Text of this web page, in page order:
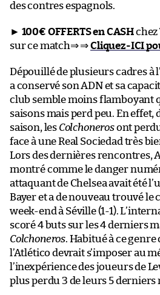
des contres espagnols.
► 100€ OFFERTS en CASHchez
sur ce match⇒ ⇒Cliquez-ICI
Dépouillé de plusieurs cadres à
a conservé son ADN et sa
club semble moins flamboyant
saisons mais perd peu. En effet,
saison, les Colchonerosont
face à une Real Sociedad très
Lors des dernières rencontres,
montré comme le danger
attaquant de Chelsea avait été
Bayer et a de nouveau trouvé le
week-end à Séville (1-1).
scoré 4 buts sur les 4 derniers
Colchoneros. Habitué à ce
l’Atlético devrait s’imposer au
l’inexpérience des joueurs de
plus perdu 3 de leurs 5 derniers